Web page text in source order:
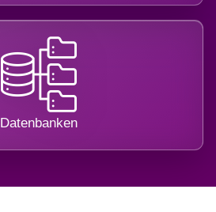
Datenbanken